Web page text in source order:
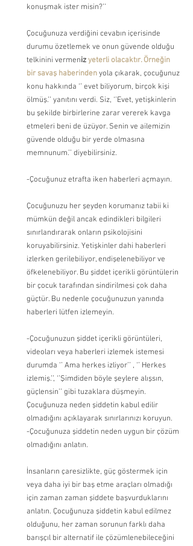
konuşmak ister misin?’’
Çocuğunuza verdiğini cevabın içerisinde
durumu özetlemek ve onun güvende olduğu
telkinini vermeniz yeterli olacaktır. Örneğin
bir savaş haberinden yola çıkarak, çocuğunuz
konu hakkında ‘’ evet biliyorum, birçok kişi
ölmüş.’’ yanıtını verdi. Siz, ‘’Evet, yetişkinlerin
bu şekilde birbirlerine zarar vererek kavga
etmeleri beni de üzüyor. Senin ve ailemizin
güvende olduğu bir yerde olmasına
memnunum.’’ diyebilirsiniz.
-Çocuğunuz etrafta iken haberleri açmayın.
Çocuğunuzu her şeyden korumanız tabii ki
mümkün değil ancak edindikleri bilgileri
sınırlandırarak onların psikolojisini
koruyabilirsiniz. Yetişkinler dahi haberleri
izlerken gerilebiliyor, endişelenebiliyor ve
öfkelenebiliyor. Bu şiddet içerikli görüntülerin
bir çocuk tarafından sindirilmesi çok daha
güçtür. Bu nedenle çocuğunuzun yanında
haberleri lütfen izlemeyin.
-Çocuğunuzun şiddet içerikli görüntüleri,
videoları veya haberleri izlemek istemesi
durumda ‘’ Ama herkes izliyor’’ , ‘’ Herkes
izlemiş.’’, ‘’Şimdiden böyle şeylere alışsın,
güçlensin’’ gibi tuzaklara düşmeyin.
Çocuğunuza neden şiddetin kabul edilir
olmadığını açıklayarak sınırlarınızı koruyun.
-Çocuğunuza şiddetin neden uygun bir çözüm
olmadığını anlatın.
İnsanların çaresizlikte, güç göstermek için
veya daha iyi bir baş etme araçları olmadığı
için zaman zaman şiddete başvurduklarını
anlatın. Çocuğunuza şiddetin kabul edilmez
olduğunu, her zaman sorunun farklı daha
barışçıl bir alternatif ile çözümlenebileceğini